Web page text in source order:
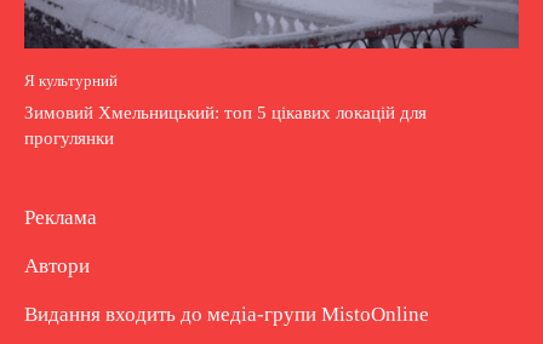
Я культурний
Зимовий Хмельницький: топ 5 цікавих локацій для
прогулянки
Реклама
Автори
Видання входить до медіа-групи MistoOnline